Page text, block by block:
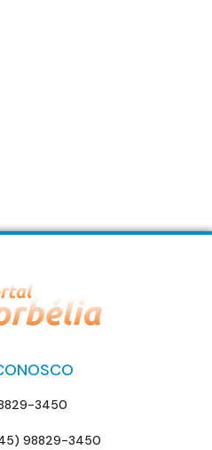
3450
98829-3450